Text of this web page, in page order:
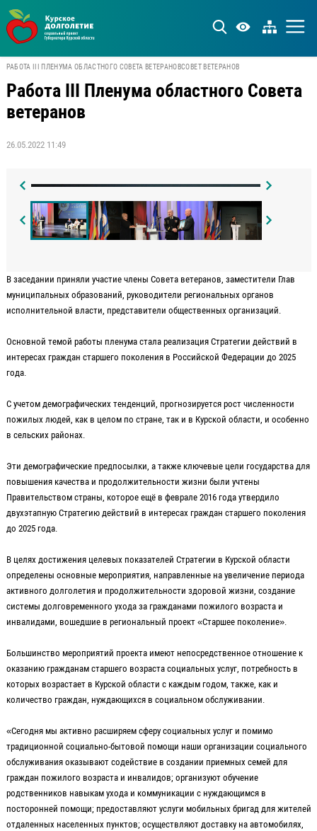
РАБОТА III ПЛЕНУМА ОБЛАСТНОГО СОВЕТА ВЕТЕРАНОВСОВЕТ ВЕТЕРАНОВ
Работа III Пленума областного Совета
ветеранов
26.05.2022 11:49
В заседании приняли участие члены Совета ветеранов, заместители Глав
муниципальных образований, руководители региональных органов
исполнительной власти, представители общественных организаций.
Основной темой работы пленума стала реализация Стратегии действий в
интересах граждан старшего поколения в Российской Федерации до 2025
года.
С учетом демографических тенденций, прогнозируется рост численности
пожилых людей, как в целом по стране, так и в Курской области, и особенно
в сельских районах.
Эти демографические предпосылки, а также ключевые цели государства для
повышения качества и продолжительности жизни были учтены
Правительством страны, которое ещё в феврале 2016 года утвердило
двухэтапную Стратегию действий в интересах граждан старшего поколения
до 2025 года.
В целях достижения целевых показателей Стратегии в Курской области
определены основные мероприятия, направленные на увеличение периода
активного долголетия и продолжительности здоровой жизни, создание
системы долговременного ухода за гражданами пожилого возраста и
инвалидами, вошедшие в региональный проект «Старшее поколение».
Большинство мероприятий проекта имеют непосредственное отношение к
оказанию гражданам старшего возраста социальных услуг, потребность в
которых возрастает в Курской области с каждым годом, также, как и
количество граждан, нуждающихся в социальном обслуживании.
«Сегодня мы активно расширяем сферу социальных услуг и помимо
традиционной социально-бытовой помощи наши организации социального
обслуживания оказывают содействие в создании приемных семей для
граждан пожилого возраста и инвалидов; организуют обучение
родственников навыкам ухода и коммуникации с нуждающимся в
посторонней помощи; предоставляют услуги мобильных бригад для жителей
отдаленных населенных пунктов; осуществляют доставку на автомобилях,